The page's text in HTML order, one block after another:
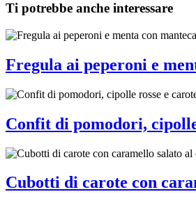
Ti potrebbe anche interessare
Fregula ai peperoni e
Confit di pomodori,
Cubotti di carote con